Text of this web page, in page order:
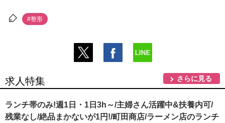
#整形
求人特集 さらに見る
ランチ帯のみ!週1日・1日3h～/主婦さん活躍中&扶養内可/
残業なし/絶品まかないが1円!/町田商店/ラーメン店のランチ